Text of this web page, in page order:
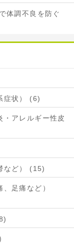
体調不良を防ぐ
症状） (6)
・アレルギー性皮
など） (15)
足痛など）